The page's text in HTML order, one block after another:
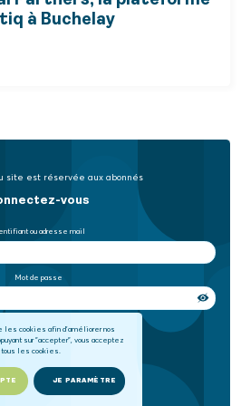
cookies afin d'améliorer nos
sur "accepter", vous acceptez
les cookies.
JE PARAMÈTRE
à Buchelay
site est réservée aux abonnés
vous
ou adresse mail
Mot de passe
Mot de passe oublié